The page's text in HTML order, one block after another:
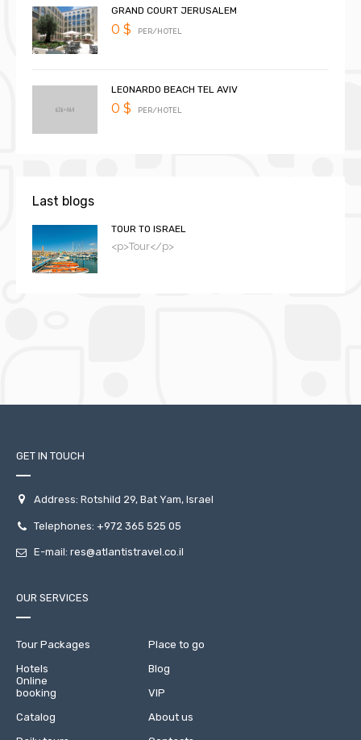
GRAND COURT JERUSALEM
0 $ PER/HOTEL
LEONARDO BEACH TEL AVIV
0 $ PER/HOTEL
Last blogs
TOUR TO ISRAEL
<p>Tour</p>
GET IN TOUCH
Address: Rotshild 29, Bat Yam, Israel
Telephones: +972 365 525 05
E-mail: res@atlantistravel.co.il
OUR SERVICES
Tour Packages
Hotels
Online
booking
Catalog
Place to go
Blog
VIP
About us